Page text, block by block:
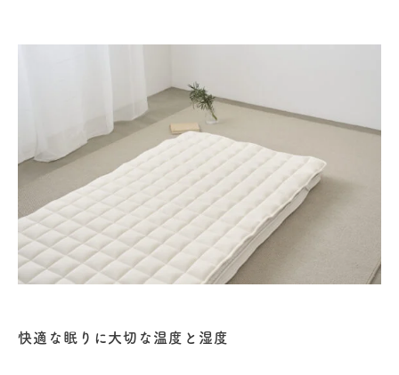
快適な眠りに大切な温度と湿度